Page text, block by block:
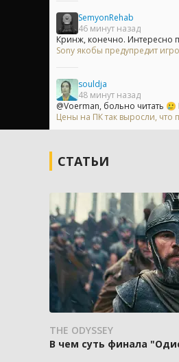
SemyonRehab
46 минут назад
Кринж, конечно. Интересно
Sony якобы предупредит
souldja
48 минут назад
@Voerman, больно читать
Цены на ПК так выросли, что
СТАТЬИ
THE ODYSSEY
В чем суть финала